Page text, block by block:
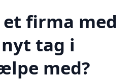
firma med
tag i
med?